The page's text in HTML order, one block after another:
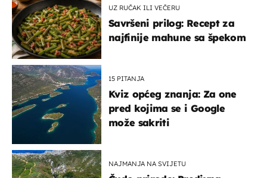
UZ RUČAK ILI VEČERU
Savršeni prilog: Recept za
najfinije mahune sa špekom
15 PITANJA
Kviz općeg znanja: Za one
pred kojima se i Google
može sakriti
NAJMANJA NA SVIJETU